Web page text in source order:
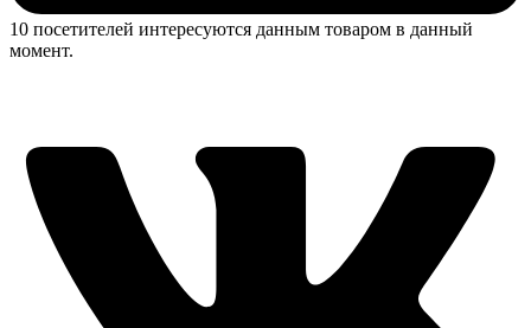
10 посетителей интересуются данным товаром в данный
момент.